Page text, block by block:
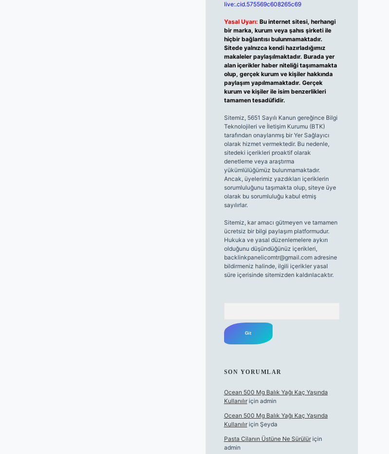
live:.cid.575569c608265c69
Yasal Uyarı: Bu internet sitesi, herhangi
bir marka, kurum veya şahıs şirketi ile
hiçbir bağlantısı bulunmamaktadır.
Sitede yalnızca kendi hazırladığımız
makaleler paylaşılmaktadır. Burada yer
alan içerikler haber niteliği taşımamakta
olup, gerçek kurum ve kişiler hakkında
paylaşım yapılmamaktadır. Gerçek
kurum ve kişiler ile isim benzerlikleri
tamamen tesadüfidir.
Sitemiz, 5651 Sayılı Kanun gereğince Bilgi
Teknolojileri ve İletişim Kurumu (BTK)
tarafından onaylanmış bir Yer Sağlayıcı
olarak hizmet vermektedir. Bu nedenle,
sitedeki içerikleri proaktif olarak
denetleme veya araştırma
yükümlülüğümüz bulunmamaktadır.
Ancak, üyelerimiz yazdıkları içeriklerin
sorumluluğunu taşımakta olup, siteye üye
olarak bu sorumluluğu kabul etmiş
sayılırlar.
Sitemiz, kar amacı gütmeyen ve tamamen
ücretsiz bir bilgi paylaşım platformudur.
Hukuka ve yasal düzenlemelere aykırı
olduğunu düşündüğünüz içerikleri,
backlinkpanelicomtr@gmail.comadresine
bildirmeniz halinde, ilgili içerikler yasal
süre içerisinde sitemizden kaldırılacaktır.
SON YORUMLAR
Ocean 500 Mg Balık Yağı Kaç Yaşında
Kullanılıriçin admin
Ocean 500 Mg Balık Yağı Kaç Yaşında
Kullanılıriçin Şeyda
Pasta Cilanın Üstüne Ne Sürülüriçin
admin